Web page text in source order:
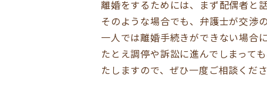
離婚をするためには、まず配偶者と
そのような場合でも、弁護士が交渉
一人では離婚手続きができない場合
たとえ調停や訴訟に進んでしまって
たしますので、ぜひ一度ご相談くださ